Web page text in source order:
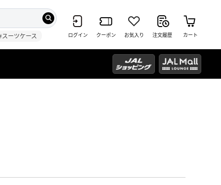
スーツケース ログイン クーポン お気入り 注文履歴 カート